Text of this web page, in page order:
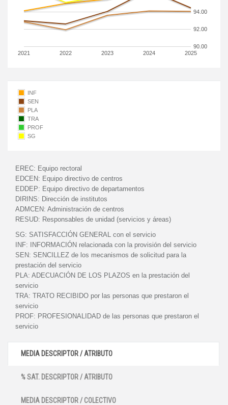
2021 2022 2023 2024 2025
90.00
92.00
94.00
INF
SEN
PLA
TRA
PROF
SG
EREC: Equipo rectoral
EDCEN: Equipo directivo de centros
EDDEP: Equipo directivo de departamentos
DIRINS: Dirección de institutos
ADMCEN: Administración de centros
RESUD: Responsables de unidad (servicios y áreas)
SG: SATISFACCIÓN GENERAL con el servicio
INF:
INFORMACIÓN relacionada con la provisión del servicio
SEN: SENCILLEZ de los mecanismos de solicitud para la
prestación del servicio
PLA: ADECUACIÓN DE LOS PLAZOS en la prestación del
servicio
TRA: TRATO RECIBIDO por las personas que prestaron el
servicio
PROF: PROFESIONALIDAD de las personas que prestaron el
servicio
MEDIA DESCRIPTOR / ATRIBUTO
% SAT. DESCRIPTOR / ATRIBUTO
MEDIA DESCRIPTOR / COLECTIVO